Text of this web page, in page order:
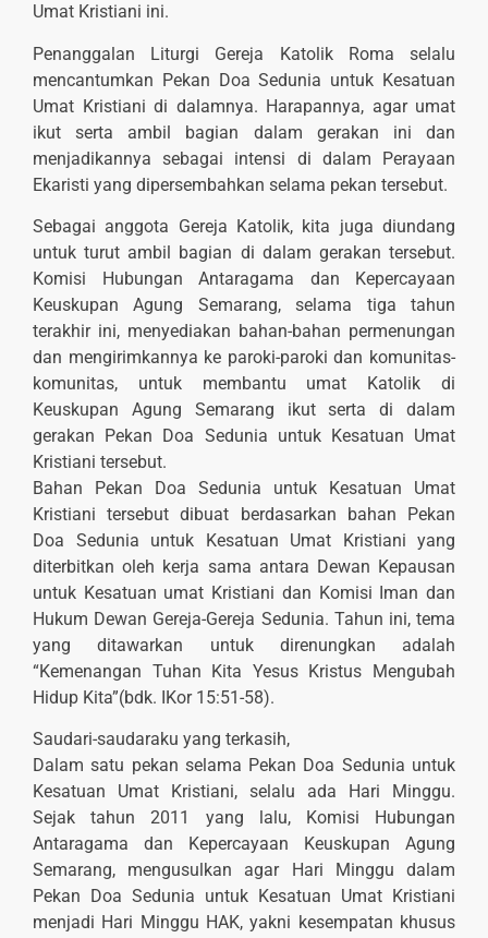
Umat Kristiani ini.
Penanggalan Liturgi Gereja Katolik Roma selalu
mencantumkan Pekan Doa Sedunia untuk Kesatuan
Umat Kristiani di dalamnya. Harapannya, agar umat
ikut serta ambil bagian dalam gerakan ini dan
menjadikannya sebagai intensi di dalam Perayaan
Ekaristi yang dipersembahkan selama pekan tersebut.
Sebagai anggota Gereja Katolik, kita juga diundang
untuk turut ambil bagian di dalam gerakan tersebut.
Komisi Hubungan Antaragama dan Kepercayaan
Keuskupan Agung Semarang, selama tiga tahun
terakhir ini, menyediakan bahan-bahan permenungan
dan mengirimkannya ke paroki-paroki dan komunitas-
komunitas, untuk membantu umat Katolik di
Keuskupan Agung Semarang ikut serta di dalam
gerakan Pekan Doa Sedunia untuk Kesatuan Umat
Kristiani tersebut.
Bahan Pekan Doa Sedunia untuk Kesatuan Umat
Kristiani tersebut dibuat berdasarkan bahan Pekan
Doa Sedunia untuk Kesatuan Umat Kristiani yang
diterbitkan oleh kerja sama antara Dewan Kepausan
untuk Kesatuan umat Kristiani dan Komisi Iman dan
Hukum Dewan Gereja-Gereja Sedunia. Tahun ini, tema
yang ditawarkan untuk direnungkan adalah
“Kemenangan Tuhan Kita Yesus Kristus Mengubah
Hidup Kita”(bdk. IKor 15:51-58).
Saudari-saudaraku yang terkasih,
Dalam satu pekan selama Pekan Doa Sedunia untuk
Kesatuan Umat Kristiani, selalu ada Hari Minggu.
Sejak tahun 2011 yang lalu, Komisi Hubungan
Antaragama dan Kepercayaan Keuskupan Agung
Semarang, mengusulkan agar Hari Minggu dalam
Pekan Doa Sedunia untuk Kesatuan Umat Kristiani
menjadi Hari Minggu HAK, yakni kesempatan khusus